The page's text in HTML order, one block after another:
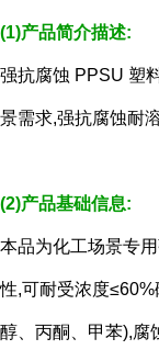
(1)产品简介描述:
强抗腐蚀 PPSU 塑
景需求,强抗腐蚀耐
(2)产品基础信息:
本品为化工场景专
性,可耐受浓度
醇、丙酮、甲苯),腐